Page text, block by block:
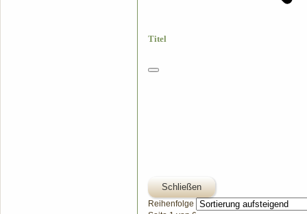
Titel
Schließen
Reihenfolge